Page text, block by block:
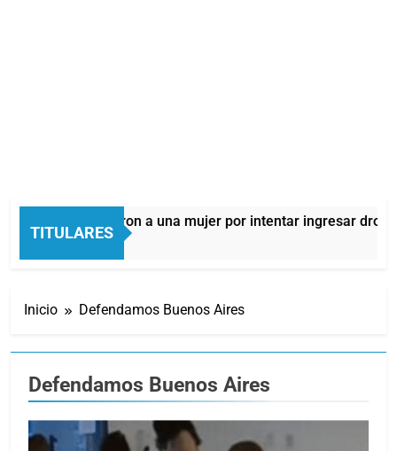
TITULARES
detuvieron a una mujer por intentar ingresar droga a
Atrás
Inicio Defendamos Buenos Aires
Defendamos Buenos Aires